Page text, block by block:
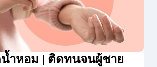
ำหอม | ติดทนจนผู้ชาย